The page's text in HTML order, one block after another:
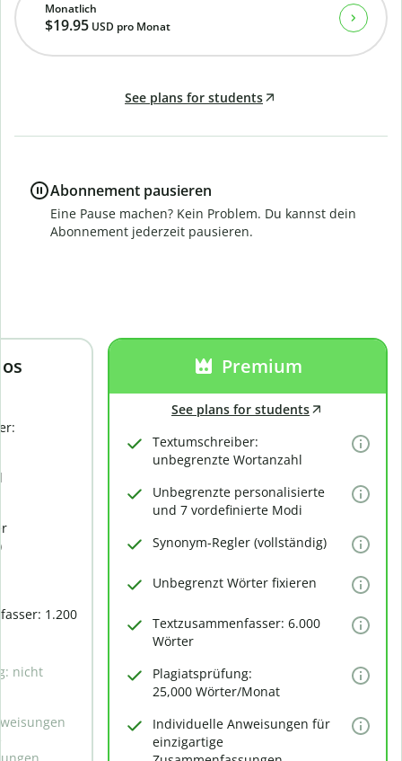
1.200
nicht
Premium
See plans for students
Textumschreiber:
unbegrenzte Wortanzahl
Unbegrenzte personalisierte
und 7 vordefinierte Modi
Synonym-Regler (vollständig)
Unbegrenzt Wörter fixieren
Textzusammenfasser: 6.000
Wörter
Plagiatsprüfung:
25,000 Wörter/Monat
Individuelle Anweisungen für
einzigartige
Monatlich
$19.95 USD pro Monat
See plans for students
Abonnement pausieren
Eine Pause machen? Kein Problem. Du kannst dein
Abonnement jederzeit pausieren.